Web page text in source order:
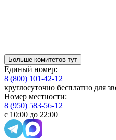
Больше комитетов тут
Единый номер:
8 (800) 101-42-12
круглосуточно бесплатно для
Номер местности:
8 (950) 583-56-12
с 10:00 до 22:00